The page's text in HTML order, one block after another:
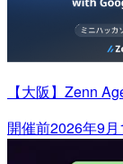
【大阪】Zenn
開催前2026年9